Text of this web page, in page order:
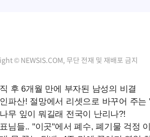
© NEWSIS.COM, 무단 전재 및 재배포 금지